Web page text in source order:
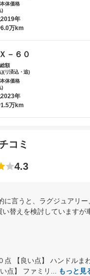
体価格
)
2019年
6.0万km
－６０
額
)(リ済込・追)
体価格
)
2023年
1.5万km
コミ
4.3
に言うと、ラグジュアリ
い替えを検討していますが
点 【良い点】 ハンドルま
点】 ファミリ...
もっと見